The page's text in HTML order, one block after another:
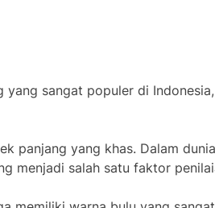
yang sangat populer di
panjang yang khas. Dalam
menjadi salah satu faktor